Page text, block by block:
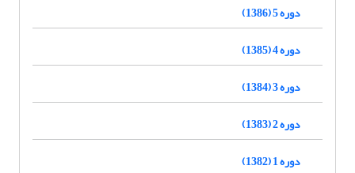
دوره 5 (1386)
دوره 4 (1385)
دوره 3 (1384)
دوره 2 (1383)
دوره 1 (1382)